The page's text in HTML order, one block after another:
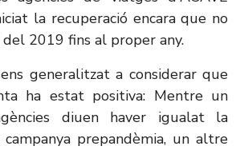
la recuperació encara que no
2019 fins al proper any.
generalitzat a considerar que
ha estat positiva: Mentre un
diuen haver igualat la
prepandèmia, un altre